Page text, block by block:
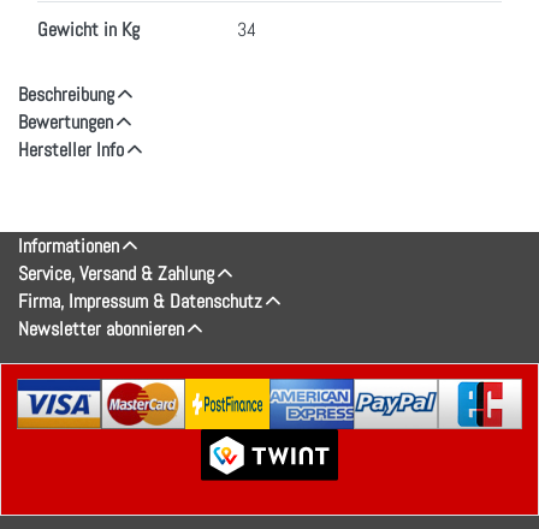
Gewicht in Kg 34
Beschreibung
Bewertungen
Hersteller Info
Informationen
Service, Versand & Zahlung
Firma, Impressum & Datenschutz
Newsletter abonnieren